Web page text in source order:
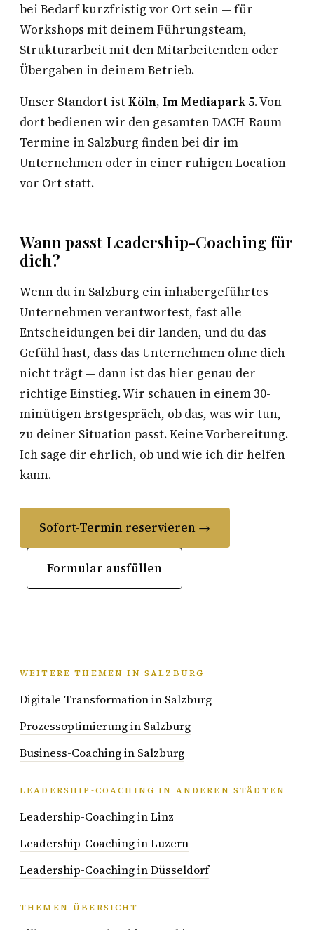
bei Bedarf kurzfristig vor Ort sein — für
Workshops mit deinem Führungsteam,
Strukturarbeit mit den Mitarbeitenden oder
Übergaben in deinem Betrieb.
Unser Standort istKöln, Im Mediapark 5. Von
dort bedienen wir den gesamten DACH-Raum —
Termine in Salzburg finden bei dir im
Unternehmen oder in einer ruhigen Location
vor Ort statt.
Wann passt Leadership-Coaching für
dich?
Wenn du in Salzburg ein inhabergeführtes
Unternehmen verantwortest, fast alle
Entscheidungen bei dir landen, und du das
Gefühl hast, dass das Unternehmen ohne dich
nicht trägt — dann ist das hier genau der
richtige Einstieg. Wir schauen in einem 30-
minütigen Erstgespräch, ob das, was wir tun,
zu deiner Situation passt. Keine Vorbereitung.
Ich sage dir ehrlich, ob und wie ich dir helfen
kann.
Sofort-Termin reservieren →
Formular ausfüllen
WEITERE THEMEN IN SALZBURG
Digitale Transformation in Salzburg
Prozessoptimierung in Salzburg
Business-Coaching in Salzburg
LEADERSHIP-COACHING IN ANDEREN STÄDTEN
Leadership-Coaching in Linz
Leadership-Coaching in Luzern
Leadership-Coaching in Düsseldorf
THEMEN-ÜBERSICHT